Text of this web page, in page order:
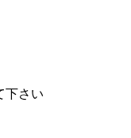
下さい